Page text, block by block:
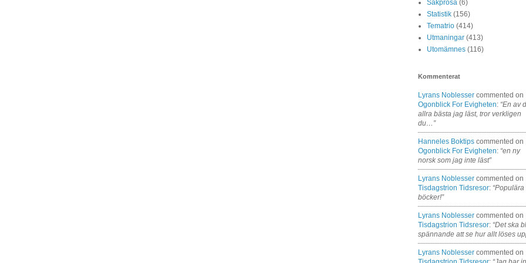
Sakprosa (6)
Statistik (156)
Tematrio (414)
Utmaningar (413)
Utomämnes (116)
Kommenterat
Lyrans Noblesser commented on
Ogonblick For Evigheten: “En av
allra bästa jag läst, tror verkligen
du…”
Hanneles Boktips commented on
Ogonblick For Evigheten: “en ny
norsk som jag inte läst”
Lyrans Noblesser commented on
Tisdagstrion Tidsresor: “Populära
böcker!”
Lyrans Noblesser commented on
Tisdagstrion Tidsresor: “Det ska
spännande att se hur allt löses
Lyrans Noblesser commented on